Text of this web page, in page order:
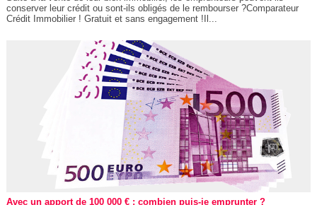
conserver leur crédit ou sont-ils obligés de le rembourser ?Comparateur
Crédit Immobilier ! Gratuit et sans engagement !Il...
Avec un apport de 100 000 € : combien puis-je emprunter ?